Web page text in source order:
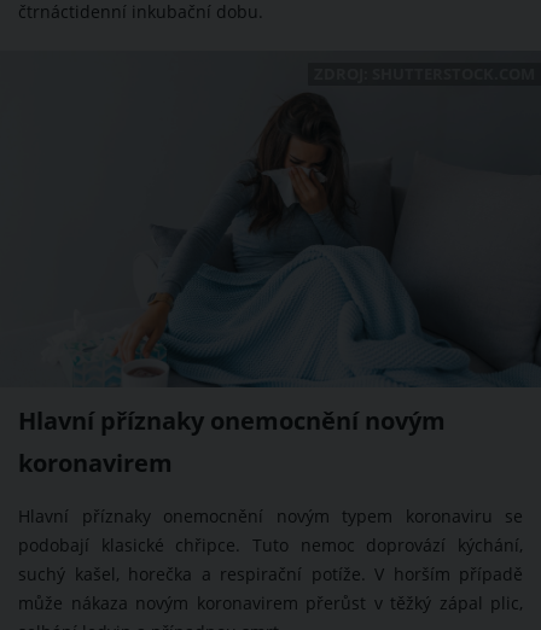
čtrnáctidenní inkubační dobu.
Hlavní příznaky onemocnění novým
koronavirem
Hlavní příznaky onemocnění novým typem koronaviru se
podobají klasické chřipce. Tuto nemoc doprovází kýchání,
suchý kašel, horečka a respirační potíže. V horším případě
může nákaza novým koronavirem přerůst v těžký zápal plic,